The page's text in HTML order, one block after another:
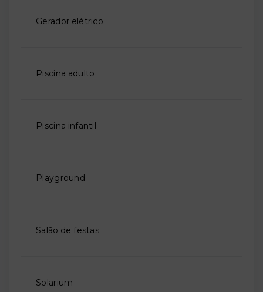
Gerador elétrico
Piscina adulto
Piscina infantil
Playground
Salão de festas
Solarium